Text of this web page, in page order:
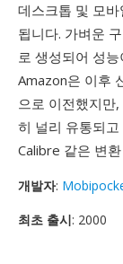
데스크톱 및 모
됩니다. 가벼운
로 생성되어 성
Amazon은 이후
으로 이전했지만
히 널리 유통되
Calibre 같은 변
개발자:
최초 출시: 2000